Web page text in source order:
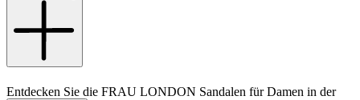
Entdecken Sie die FRAU LONDON Sandalen für Damen in der